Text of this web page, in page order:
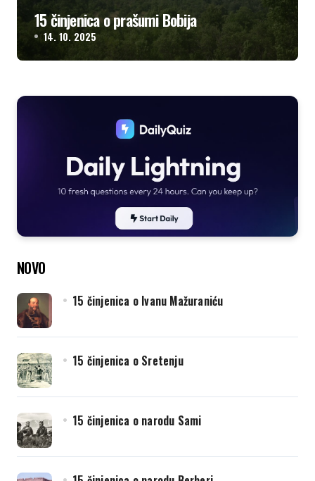
15 činjenica o prašumi Bobija
14. 10. 2025
NOVO
15 činjenica o Ivanu Mažuraniću
15 činjenica o Sretenju
15 činjenica o narodu Sami